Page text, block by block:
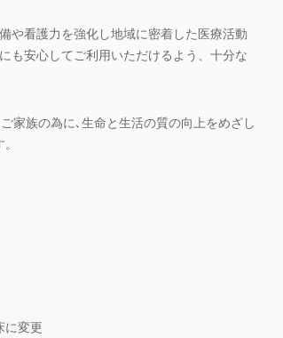
や看護力を強化し地域に密着した医療活動
も安心してご利用いただけるよう、十分な
家族の為に､生命と生活の質の向上をめざし
に変更